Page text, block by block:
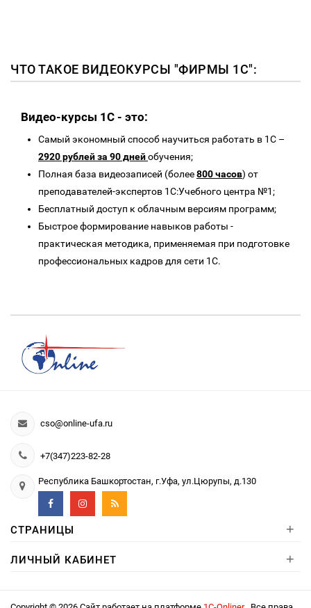
ЧТО ТАКОЕ ВИДЕОКУРСЫ "ФИРМЫ 1С":
Видео-курсы 1C - это:
Самый экономный способ научиться работать в 1С –
2920 рублей за 90 днейобучения;
Полная база видеозаписей (более800 часов) от
преподавателей-экспертов 1С:Учебного центра №1;
Бесплатный доступ к облачным версиям программ;
Быстрое формирование навыков работы -
практическая методика, применяемая при подготовке
профессиональных кадров для сети 1С.
cso@online-ufa.ru
+7(347)223-82-28
Республика Башкортостан, г.Уфа, ул.Цюрупы, д.130
СТРАНИЦЫ +
ЛИЧНЫЙ КАБИНЕТ +